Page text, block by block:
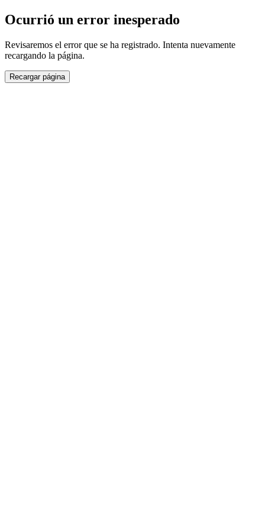
Ocurrió un error inesperado
Revisaremos el error que se ha registrado. Intenta nuevamente
recargando la página.
Recargar página